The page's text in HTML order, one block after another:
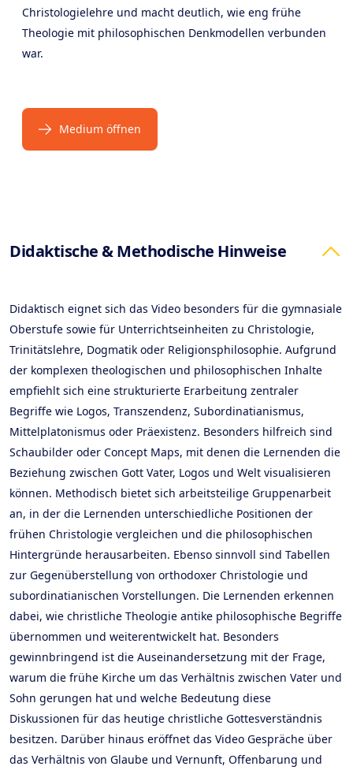
Christologielehre und macht deutlich, wie eng frühe
Theologie mit philosophischen Denkmodellen verbunden
war.
Medium öffnen
Products
Didaktische & Methodische Hinweise
Didaktisch eignet sich das Video besonders für die gymnasiale
Oberstufe sowie für Unterrichtseinheiten zu Christologie,
Trinitätslehre, Dogmatik oder Religionsphilosophie. Aufgrund
der komplexen theologischen und philosophischen Inhalte
empfiehlt sich eine strukturierte Erarbeitung zentraler
Begriffe wie Logos, Transzendenz, Subordinatianismus,
Mittelplatonismus oder Präexistenz. Besonders hilfreich sind
Schaubilder oder Concept Maps, mit denen die Lernenden die
Beziehung zwischen Gott Vater, Logos und Welt visualisieren
können. Methodisch bietet sich arbeitsteilige Gruppenarbeit
an, in der die Lernenden unterschiedliche Positionen der
frühen Christologie vergleichen und die philosophischen
Hintergründe herausarbeiten. Ebenso sinnvoll sind Tabellen
zur Gegenüberstellung von orthodoxer Christologie und
subordinatianischen Vorstellungen. Die Lernenden erkennen
dabei, wie christliche Theologie antike philosophische Begriffe
übernommen und weiterentwickelt hat. Besonders
gewinnbringend ist die Auseinandersetzung mit der Frage,
warum die frühe Kirche um das Verhältnis zwischen Vater und
Sohn gerungen hat und welche Bedeutung diese
Diskussionen für das heutige christliche Gottesverständnis
besitzen. Darüber hinaus eröffnet das Video Gespräche über
das Verhältnis von Glaube und Vernunft, Offenbarung und